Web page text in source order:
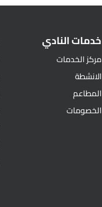
خدمات النادي
مركز الخدمات
الانشطة
المطاعم
الخصومات